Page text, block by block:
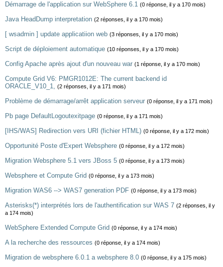
Démarrage de l'application sur WebSphere 6.1 (0 réponse, il y a 170 mois)
Java HeadDump interpretation (2 réponses, il y a 170 mois)
[ wsadmin ] update applicatiion web (3 réponses, il y a 170 mois)
Script de déploiement automatique (10 réponses, il y a 170 mois)
Config Apache après ajout d'un nouveau war (1 réponse, il y a 170 mois)
Compute Grid V6: PMGR1012E: The current backend id
ORACLE_V10_1, (2 réponses, il y a 171 mois)
Problème de démarrage/arrêt application serveur (0 réponse, il y a 171 mois)
Pb page DefaultLogoutexitpage (0 réponse, il y a 171 mois)
[IHS/WAS] Redirection vers URI (fichier HTML) (0 réponse, il y a 172 mois)
Opportunité Poste d'Expert Websphere (0 réponse, il y a 172 mois)
Migration Websphere 5.1 vers JBoss 5 (0 réponse, il y a 173 mois)
Websphere et Compute Grid (0 réponse, il y a 173 mois)
Migration WAS6 --> WAS7 generation PDF (0 réponse, il y a 173 mois)
Asterisks(*) interprétés lors de l'authentification sur WAS 7 (2 réponses, il y
a 174 mois)
WebSphere Extended Compute Grid (0 réponse, il y a 174 mois)
A la recherche des ressources (0 réponse, il y a 174 mois)
Migration de websphere 6.0.1 a websphere 8.0 (0 réponse, il y a 175 mois)